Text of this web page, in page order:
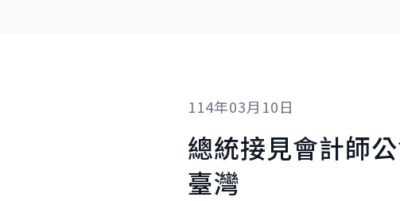
114年03月10日
總統接見會計師
臺灣